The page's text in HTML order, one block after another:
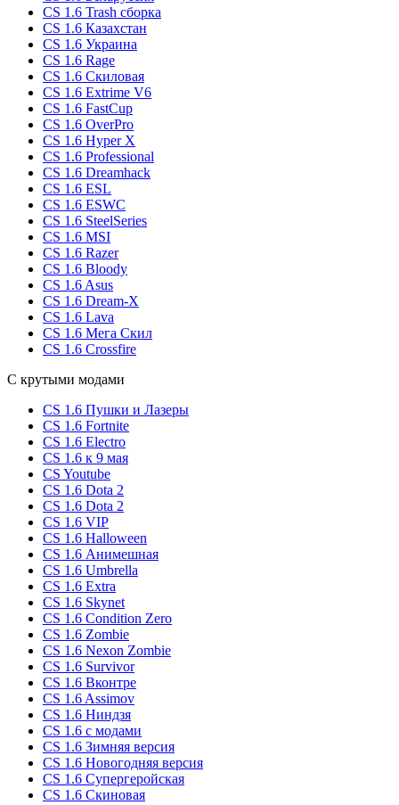
CS 1.6 Trash сборка
CS 1.6 Казахстан
CS 1.6 Украина
CS 1.6 Rage
CS 1.6 Скиловая
CS 1.6 Extrime V6
CS 1.6 FastCup
CS 1.6 OverPro
CS 1.6 Hyper X
CS 1.6 Professional
CS 1.6 Dreamhack
CS 1.6 ESL
CS 1.6 ESWC
CS 1.6 SteelSeries
CS 1.6 MSI
CS 1.6 Razer
CS 1.6 Bloody
CS 1.6 Asus
CS 1.6 Dream-X
CS 1.6 Lava
CS 1.6 Мега Скил
CS 1.6 Crossfire
С крутыми модами
CS 1.6 Пушки и Лазеры
CS 1.6 Fortnite
CS 1.6 Electro
CS 1.6 к 9 мая
CS Youtube
CS 1.6 Dota 2
CS 1.6 Dota 2
CS 1.6 VIP
CS 1.6 Halloween
CS 1.6 Анимешная
CS 1.6 Umbrella
CS 1.6 Extra
CS 1.6 Skynet
CS 1.6 Condition Zero
CS 1.6 Zombie
CS 1.6 Nexon Zombie
CS 1.6 Survivor
CS 1.6 Вконтре
CS 1.6 Assimov
CS 1.6 Ниндзя
CS 1.6 с модами
CS 1.6 Зимняя версия
CS 1.6 Новогодняя версия
CS 1.6 Супергеройская
CS 1.6 Скиновая